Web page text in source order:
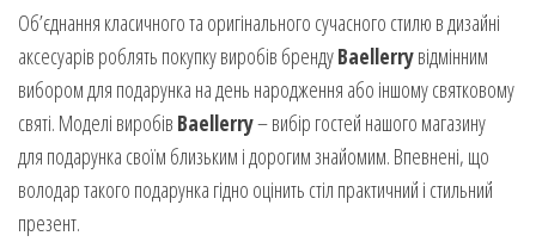
Об’єднання класичного та оригінального сучасного стилю в дизайні
аксесуарів роблять покупку виробів брендуBaellerryвідмінним
вибором для подарунка на день народження або іншому святковому
святі. Моделі виробів Baellerry– вибір гостей нашого магазину
для подарунка своїм близьким і дорогим знайомим. Впевнені, що
володар такого подарунка гідно оцінить стіл практичний і стильний
презент.